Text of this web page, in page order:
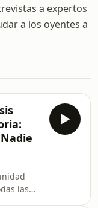
a expertos
a los oyentes a
las